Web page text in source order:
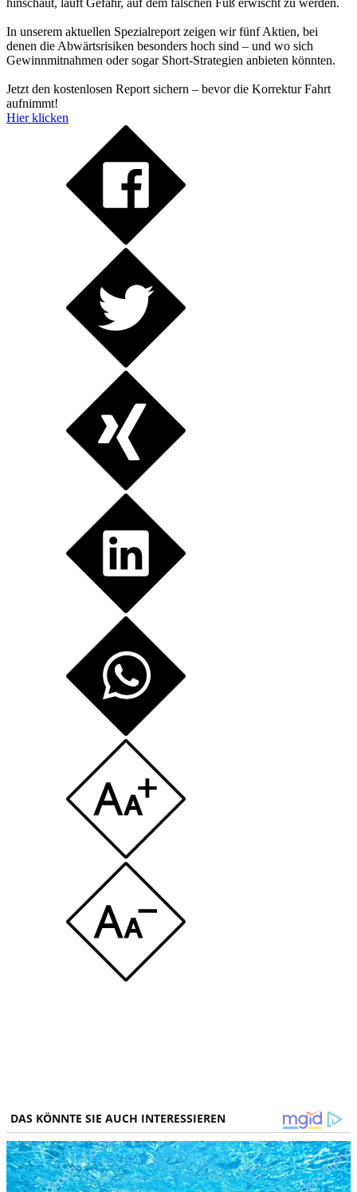
In unserem aktuellen Spezialreport zeigen wir fünf Aktien, bei
denen die Abwärtsrisiken besonders hoch sind – und wo sich
Gewinnmitnahmen oder sogar Short-Strategien anbieten könnten.
Jetzt den kostenlosen Report sichern – bevor die Korrektur Fahrt
aufnimmt!
Hier klicken